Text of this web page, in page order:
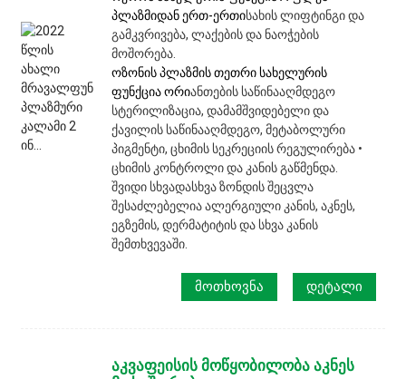
პლაზმიდან ერთ-ერთისახის ლიფტინგი და
გამკვრივება, ლაქების და ნაოჭების
მოშორება.
ოზონის პლაზმის თეთრი სახელურის
ფუნქცია ორიანთების საწინააღმდეგო
სტერილიზაცია, დამამშვიდებელი და
ქავილის საწინააღმდეგო, მეტაბოლური
პიგმენტი, ცხიმის სეკრეციის რეგულირება •
ცხიმის კონტროლი და კანის გაწმენდა.
შვიდი სხვადასხვა ზონდის შეცვლა
შესაძლებელია ალერგიული კანის, აკნეს,
ეგზემის, დერმატიტის და სხვა კანის
შემთხვევაში.
ᲛᲝᲗᲮᲝᲕᲜᲐ ᲓᲔᲢᲐᲚᲘ
აკვაფეისის მოწყობილობა აკნეს